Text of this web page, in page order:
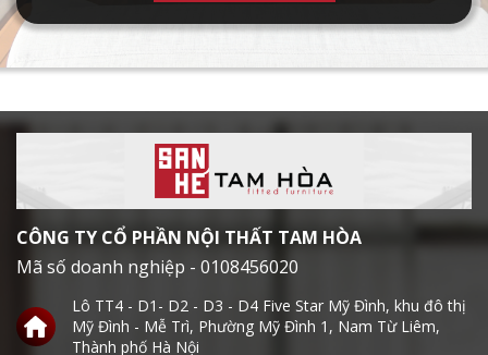
CÔNG TY CỔ PHẦN NỘI THẤT TAM HÒA
Mã số doanh nghiệp - 0108456020
Lô TT4 - D1- D2 - D3 - D4 Five Star Mỹ Đình, khu đô thị
Mỹ Đình - Mễ Trì, Phường Mỹ Đình 1, Nam Từ Liêm,
Thành phố Hà Nội